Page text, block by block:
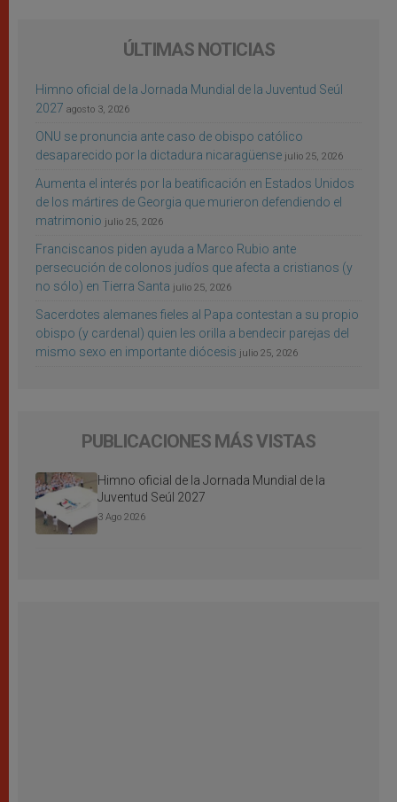
ÚLTIMAS NOTICIAS
Himno oficial de la Jornada Mundial de la Juventud Seúl
2027 agosto 3, 2026
ONU se pronuncia ante caso de obispo católico
desaparecido por la dictadura nicaragüense julio 25, 2026
Aumenta el interés por la beatificación en Estados Unidos
de los mártires de Georgia que murieron defendiendo el
matrimonio julio 25, 2026
Franciscanos piden ayuda a Marco Rubio ante
persecución de colonos judíos que afecta a cristianos (y
no sólo) en Tierra Santa julio 25, 2026
Sacerdotes alemanes fieles al Papa contestan a su propio
obispo (y cardenal) quien les orilla a bendecir parejas del
mismo sexo en importante diócesis julio 25, 2026
PUBLICACIONES MÁS VISTAS
Himno oficial de la Jornada Mundial de la
Juventud Seúl 2027
3 Ago 2026